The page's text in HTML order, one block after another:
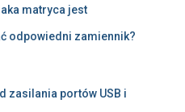
matryca jest
odpowiedni zamiennik?
zasilania portów USB i